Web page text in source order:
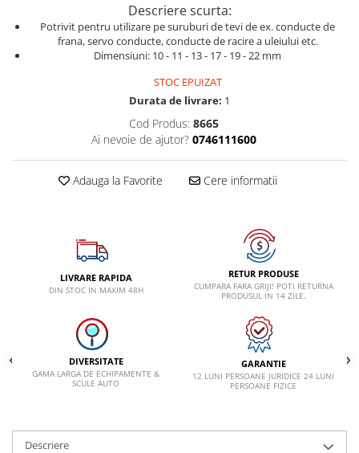
Toyota
Descriere scurta:
Potrivit pentru utilizare pe suruburi de tevi de ex. conducte de
frana, servo conducte, conducte de racire a uleiului etc.
Dimensiuni: 10 - 11 - 13 - 17 - 19 - 22 mm
STOC EPUIZAT
Durata de livrare: 1
Cod Produs: 8665
Ai nevoie de ajutor? 0746111600
Adauga la Favorite Cere informatii
LIVRARE RAPIDA
DIN STOC IN MAXIM 48H
RETUR PRODUSE
CUMPARA FARA GRIJI! POTI RETURNA
PRODUSUL IN 14 ZILE.
DIVERSITATE
GAMA LARGA DE ECHIPAMENTE &
SCULE AUTO
GARANTIE
12 LUNI PERSOANE JURIDICE 24 LUNI
PERSOANE FIZICE
Descriere